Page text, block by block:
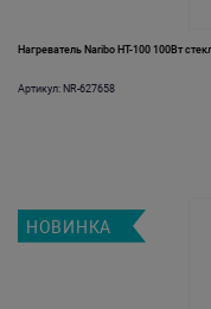
Нагреватель Naribo HT-100 100Вт
Артикул: NR-627658
НОВИНКА